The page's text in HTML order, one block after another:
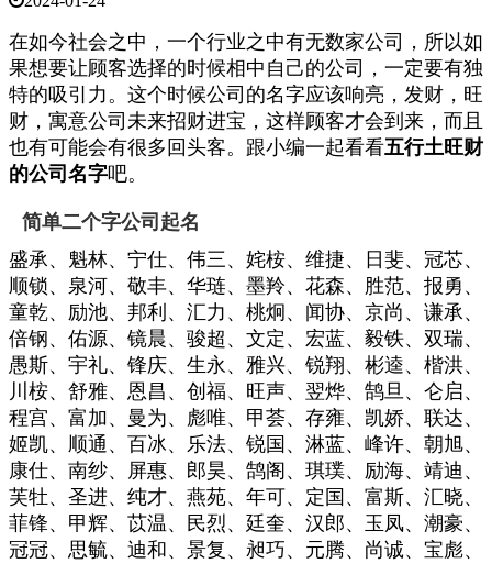
在如今社会之中，一个行业之中有无数家公司，所以如
果想要让顾客选择的时候相中自己的公司，一定要有独
特的吸引力。这个时候公司的名字应该响亮，发财，旺
财，寓意公司未来招财进宝，这样顾客才会到来，而且
也有可能会有很多回头客。跟小编一起看看五行土旺财
的公司名字吧。
简单二个字公司起名
盛承、魁林、宁仕、伟三、姹桉、维捷、日斐、冠芯、
顺锁、泉河、敬丰、华琏、墨羚、花森、胜范、报勇、
童乾、励池、邦利、汇力、桃炯、闻协、京尚、谦承、
倍钢、佑源、镜晨、骏超、文定、宏蓝、毅铁、双瑞、
愚斯、宇礼、锋庆、生永、雅兴、锐翔、彬逵、楷洪、
川桉、舒雅、恩昌、创福、旺声、翌烨、鹄旦、仑启、
程宫、富加、曼为、彪唯、甲荟、存雍、凯娇、联达、
姬凯、顺通、百冰、乐法、锐国、淋蓝、峰许、朝旭、
康仕、南纱、屏惠、郎昊、鹄阁、琪璞、励海、靖迪、
芙牡、圣进、纯才、燕苑、年可、定国、富斯、汇晓、
菲锋、甲辉、苡温、民烈、廷奎、汉郎、玉凤、潮豪、
冠冠、思毓、迪和、景复、昶巧、元腾、尚诚、宝彪、